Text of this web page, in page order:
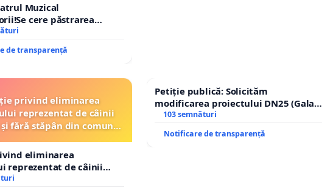
Muzical
cere păstrarea
general Mihai-Ciprian
de transparență
privind eliminarea
reprezentat de câinii
fără stăpân din comuna
eliminarea
reprezentat de câinii
fără stăpân din comuna
Petiție publică: Solicităm
modificarea proiectului DN25 (Galați
– Hanu Conachi) prin devierea
103 semnături
Notificare de transparență